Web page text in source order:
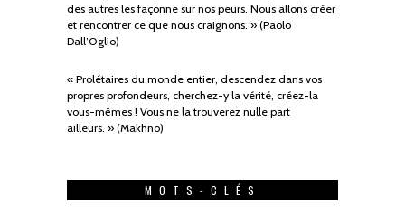
des autres les façonne sur nos peurs. Nous allons créer
et rencontrer ce que nous craignons. » (Paolo
Dall’Oglio)
« Prolétaires du monde entier, descendez dans vos
propres profondeurs, cherchez-y la vérité, créez-la
vous-mêmes ! Vous ne la trouverez nulle part
ailleurs. » (Makhno)
MOTS-CLÉS